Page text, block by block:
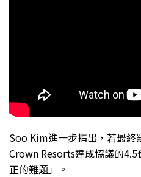
Soo Kim進一步指出，若最終
Crown Resorts達成協議的
正的難題」。